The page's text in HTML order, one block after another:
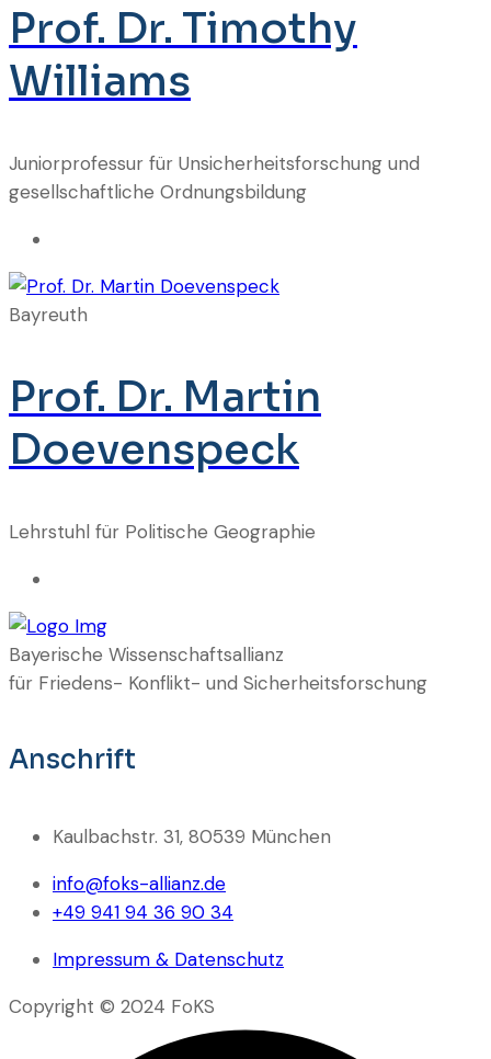
Prof. Dr. Timothy
Williams
Juniorprofessur für Unsicherheitsforschung und
gesellschaftliche Ordnungsbildung
Bayreuth
Prof. Dr. Martin
Doevenspeck
Lehrstuhl für Politische Geographie
Bayerische Wissenschaftsallianz
für Friedens- Konflikt- und Sicherheitsforschung
Anschrift
Kaulbachstr. 31, 80539 München
info@foks-allianz.de
+49 941 94 36 90 34
Impressum & Datenschutz
Copyright © 2024 FoKS